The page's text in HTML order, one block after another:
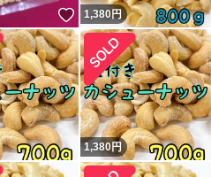
いいね！
1,380円
1,380円